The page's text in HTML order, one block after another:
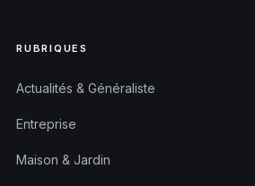
RUBRIQUES
Actualités & Généraliste
Entreprise
Maison & Jardin